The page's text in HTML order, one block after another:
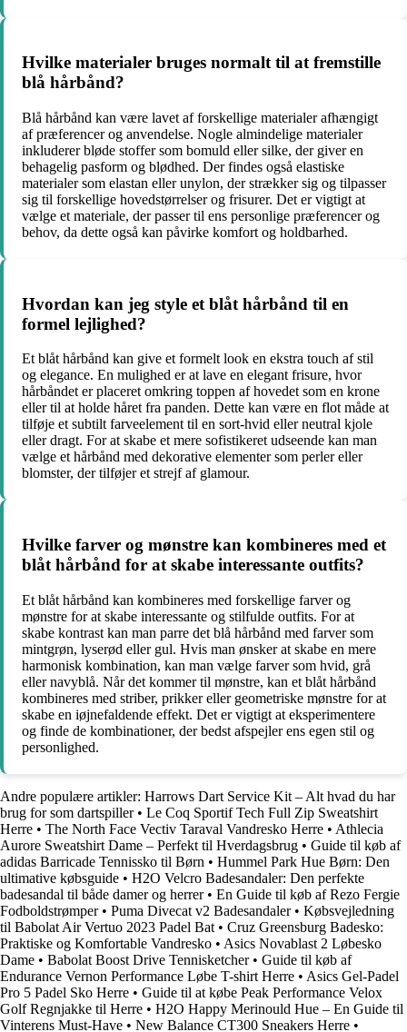
Hvilke materialer bruges normalt til at fremstille
blå hårbånd?
Blå hårbånd kan være lavet af forskellige materialer afhængigt
af præferencer og anvendelse. Nogle almindelige materialer
inkluderer bløde stoffer som bomuld eller silke, der giver en
behagelig pasform og blødhed. Der findes også elastiske
materialer som elastan eller unylon, der strækker sig og tilpasser
sig til forskellige hovedstørrelser og frisurer. Det er vigtigt at
vælge et materiale, der passer til ens personlige præferencer og
behov, da dette også kan påvirke komfort og holdbarhed.
Hvordan kan jeg style et blåt hårbånd til en
formel lejlighed?
Et blåt hårbånd kan give et formelt look en ekstra touch af stil
og elegance. En mulighed er at lave en elegant frisure, hvor
hårbåndet er placeret omkring toppen af hovedet som en krone
eller til at holde håret fra panden. Dette kan være en flot måde at
tilføje et subtilt farveelement til en sort-hvid eller neutral kjole
eller dragt. For at skabe et mere sofistikeret udseende kan man
vælge et hårbånd med dekorative elementer som perler eller
blomster, der tilføjer et strejf af glamour.
Hvilke farver og mønstre kan kombineres med et
blåt hårbånd for at skabe interessante outfits?
Et blåt hårbånd kan kombineres med forskellige farver og
mønstre for at skabe interessante og stilfulde outfits. For at
skabe kontrast kan man parre det blå hårbånd med farver som
mintgrøn, lyserød eller gul. Hvis man ønsker at skabe en mere
harmonisk kombination, kan man vælge farver som hvid, grå
eller navyblå. Når det kommer til mønstre, kan et blåt hårbånd
kombineres med striber, prikker eller geometriske mønstre for at
skabe en iøjnefaldende effekt. Det er vigtigt at eksperimentere
og finde de kombinationer, der bedst afspejler ens egen stil og
personlighed.
Andre populære artikler: Harrows Dart Service Kit – Alt hvad du har
brug for som dartspiller• Le Coq Sportif Tech Full Zip Sweatshirt
Herre • The North Face Vectiv Taraval Vandresko Herre • Athlecia
Aurore Sweatshirt Dame – Perfekt til Hverdagsbrug • Guide til køb af
adidas Barricade Tennissko til Børn • Hummel Park Hue Børn: Den
ultimative købsguide • H2O Velcro Badesandaler: Den perfekte
badesandal til både damer og herrer• En Guide til køb af Rezo Fergie
Fodboldstrømper• Puma Divecat v2 Badesandaler• Købsvejledning
til Babolat Air Vertuo 2023 Padel Bat • Cruz Greensburg Badesko:
Praktiske og Komfortable Vandresko • Asics Novablast 2 Løbesko
Dame • Babolat Boost Drive Tennisketcher• Guide til køb af
Endurance Vernon Performance Løbe T-shirt Herre • Asics Gel-Padel
Pro 5 Padel Sko Herre • Guide til at købe Peak Performance Velox
Golf Regnjakke til Herre • H2O Happy Merinould Hue – En Guide til
Vinterens Must-Have • New Balance CT300 Sneakers Herre •